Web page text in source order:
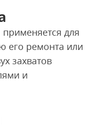
применяется для
его ремонта или
захватов
и